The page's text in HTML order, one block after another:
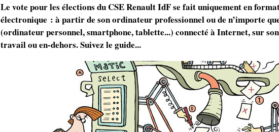
Le vote pour les élections du CSE Renault IdF se fait uniquement en
électronique : à partir de son ordinateur professionnel ou de n’importe
(ordinateur personnel, smartphone, tablette...) connecté à Internet, sur
travail ou en-dehors. Suivez le guide...